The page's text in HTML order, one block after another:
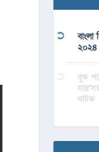
২০২৪
বুক
নাটক